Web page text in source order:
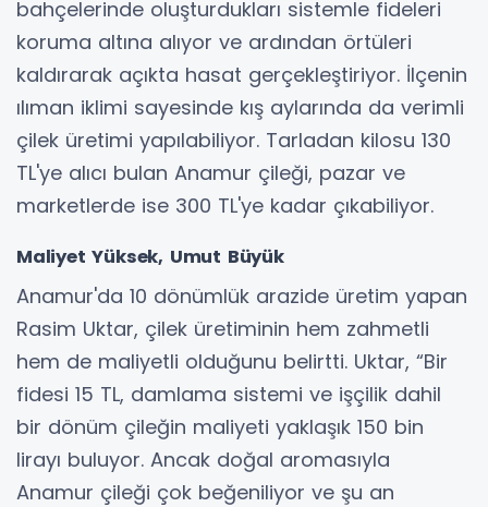
bahçelerinde oluşturdukları sistemle fideleri
koruma altına alıyor ve ardından örtüleri
kaldırarak açıkta hasat gerçekleştiriyor. İlçenin
ılıman iklimi sayesinde kış aylarında da verimli
çilek üretimi yapılabiliyor. Tarladan kilosu 130
TL'ye alıcı bulan Anamur çileği, pazar ve
marketlerde ise 300 TL'ye kadar çıkabiliyor.
Maliyet Yüksek, Umut Büyük
Anamur'da 10 dönümlük arazide üretim yapan
Rasim Uktar, çilek üretiminin hem zahmetli
hem de maliyetli olduğunu belirtti. Uktar, “Bir
fidesi 15 TL, damlama sistemi ve işçilik dahil
bir dönüm çileğin maliyeti yaklaşık 150 bin
lirayı buluyor. Ancak doğal aromasıyla
Anamur çileği çok beğeniliyor ve şu an